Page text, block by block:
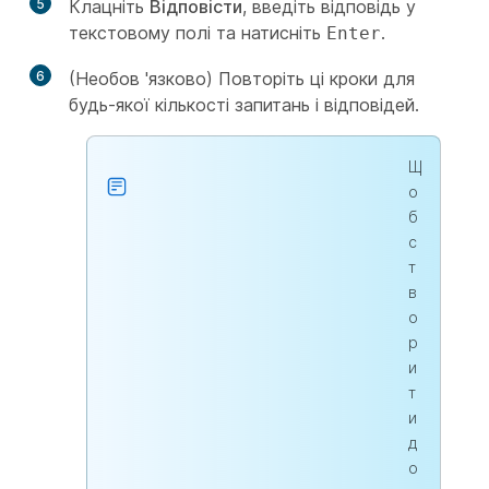
5 Клацніть Відповісти, введіть відповідь у
текстовому полі та натисніть Enter.
6
(Необов 'язково) Повторіть ці кроки для
будь-якої кількості запитань і відповідей.
Щ
о
б
с
т
в
о
р
и
т
и
д
о